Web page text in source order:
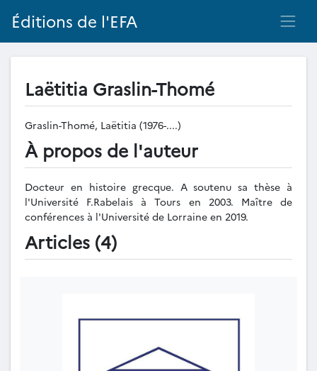
Éditions de l'EFA
Laëtitia Graslin-Thomé
Graslin-Thomé, Laëtitia (1976-....)
À propos de l'auteur
Docteur en histoire grecque. A soutenu sa thèse à
l'Université F.Rabelais à Tours en 2003. Maître de
conférences à l'Université de Lorraine en 2019.
Articles (4)